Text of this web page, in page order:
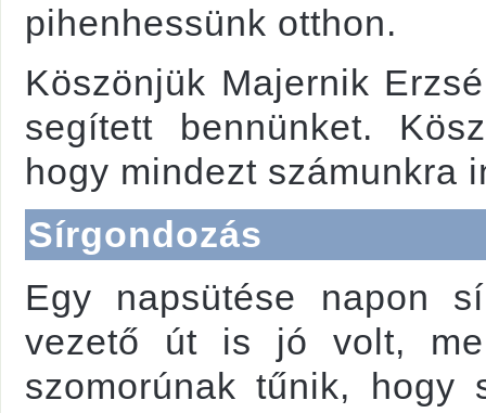
pihenhessünk otthon.
Köszönjük Majernik
segített bennünket.
hogy mindezt számunkra
Sírgondozás
Egy napsütése napon
vezető út is jó volt,
szomorúnak tűnik, hogy